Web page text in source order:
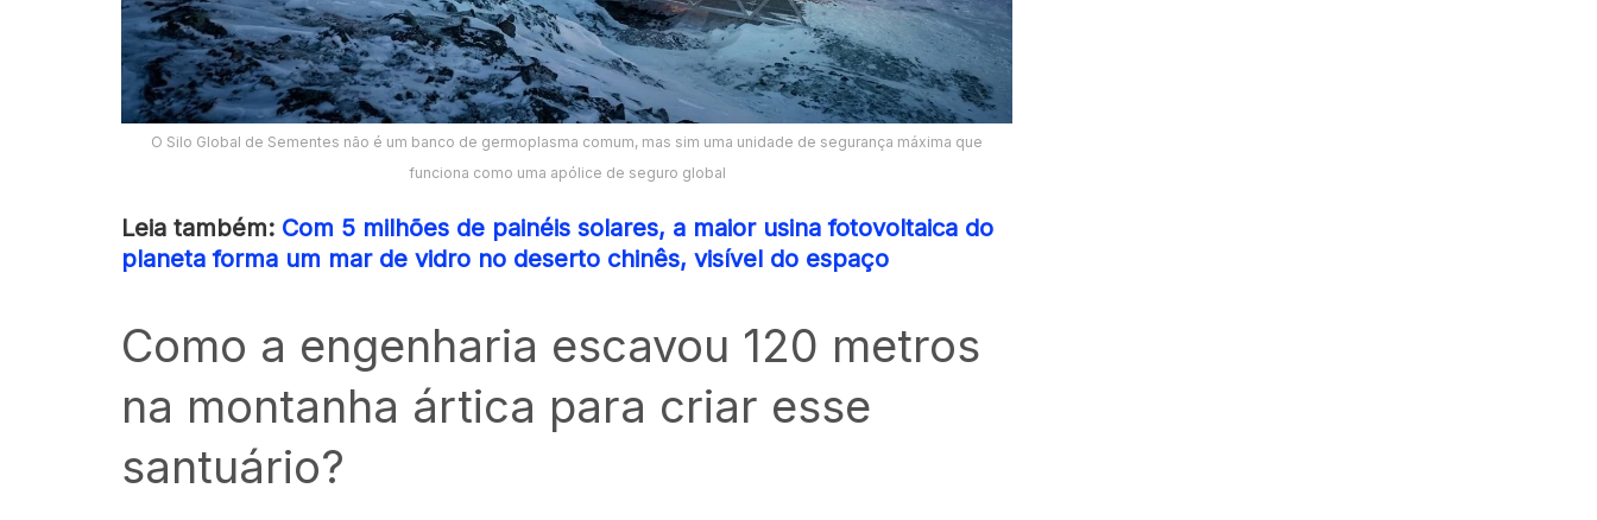
O Silo Global de Sementes não é um banco de germoplasma comum, mas sim uma unidade de segurança máxima que
funciona como uma apólice de seguro global
Leia também: Com 5 milhões de painéis solares, a maior usina fotovoltaica do
planeta forma um mar de vidro no deserto chinês, visível do espaço
Como a engenharia escavou 120 metros
na montanha ártica para criar esse
santuário?